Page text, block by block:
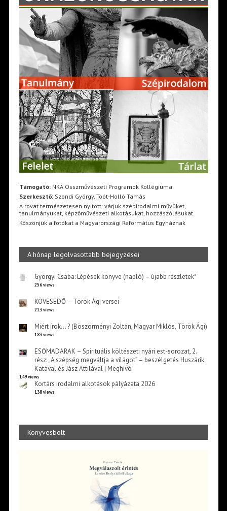
Támogató:NKA Összművészeti Programok Kollégiuma
Szerkesztő:Szondi György, Toót-Holló Tamás
A rovat természetesen nyitott: várjuk szépirodalmi művüket,
tanulmányukat, képzőművészeti alkotásukat, hozzászólásukat.
Köszönjük a fotókat a Magyarországi Református Egyháznak
A hónap legolvasottabb bejegyzései
Györgyi Csaba: Lépések könyve (napló) – újabb részletek*
256 views
KÖVESEDŐ – Török Ági versei
213 views
Miért írok… ? (Böszörményi Zoltán, Magyar Miklós, Török Ági)
183 views
ESŐMADARAK – Spirituális költészeti nyári est-sorozat, 2.
rész: „A szépség megváltja a világot” – beszélgetés Huszárik
Katával és Jász Attilával | Meghívó
149 views
Kortárs irodalmi alkotások pályázata 2026
138 views
Könyvesbolt